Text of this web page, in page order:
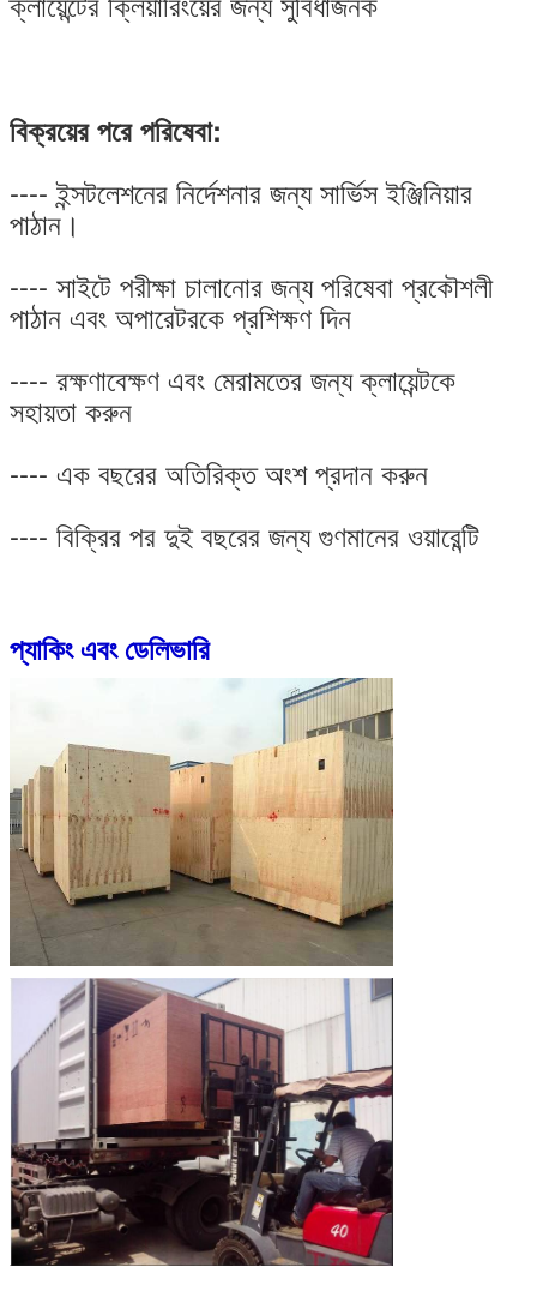
বিক্রয়ের পরে পরিষেবা:
---- ইন্সটলেশনের নির্দেশনার জন্য সার্ভিস ইঞ্জিনিয়ার
পাঠান।
---- সাইটে পরীক্ষা চালানোর জন্য পরিষেবা প্রকৌশলী
পাঠান এবং অপারেটরকে প্রশিক্ষণ দিন
---- রক্ষণাবেক্ষণ এবং মেরামতের জন্য ক্লায়েন্টকে
সহায়তা করুন
---- এক বছরের অতিরিক্ত অংশ প্রদান করুন
---- বিক্রির পর দুই বছরের জন্য গুণমানের ওয়ারেন্টি
প্যাকিং এবং ডেলিভারি